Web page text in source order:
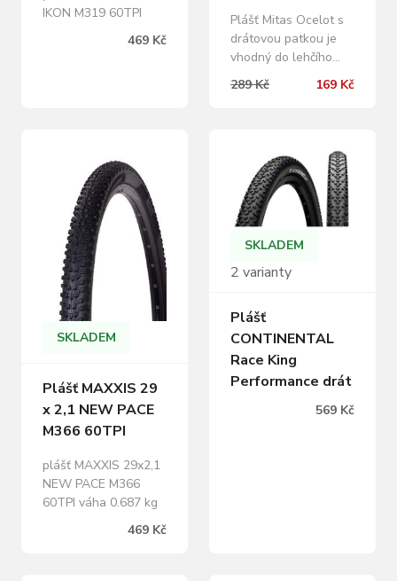
IKON M319 60TPI
469 Kč
Plášť Mitas Ocelot s
drátovou patkou je
vhodný do lehčího
pevného terénu. Je
dezén: V85 OCELOT
konstrukce: Classic
TPI: 22 tlak: 350 kPa
hmotnost: 1110 g
289 Kč 169 Kč
SKLADEM
Plášť MAXXIS 29
x 2,1 NEW PACE
M366 60TPI
plášť MAXXIS 29x2,1
NEW PACE M366
60TPI váha 0.687 kg
469 Kč
SKLADEM
2 varianty
Plášť
CONTINENTAL
Race King
Performance drát
569 Kč